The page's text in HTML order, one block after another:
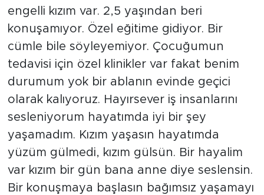
engelli kızım var. 2,5 yaşından beri
konuşamıyor. Özel eğitime gidiyor. Bir
cümle bile söyleyemiyor. Çocuğumun
tedavisi için özel klinikler var fakat benim
durumum yok bir ablanın evinde geçici
olarak kalıyoruz. Hayırsever iş insanlarını
sesleniyorum hayatımda iyi bir şey
yaşamadım. Kızım yaşasın hayatımda
yüzüm gülmedi, kızım gülsün. Bir hayalim
var kızım bir gün bana anne diye seslensin.
Bir konuşmaya başlasın bağımsız yaşamayı